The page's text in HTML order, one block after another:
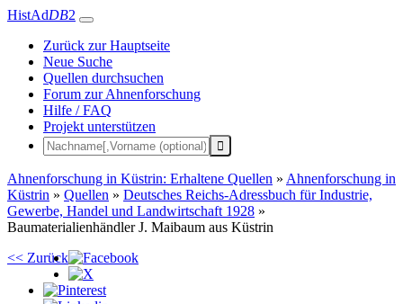
HistAdDB2
Zurück zur Hauptseite
Neue Suche
Quellen durchsuchen
Forum zur Ahnenforschung
Hilfe / FAQ
Projekt unterstützen
Ahnenforschung in Küstrin: Erhaltene Quellen » Ahnenforschung in
Küstrin » Quellen » Deutsches Reichs-Adressbuch für Industrie,
Gewerbe, Handel und Landwirtschaft 1928 »
Baumaterialienhändler J. Maibaum aus Küstrin
<< Zurück